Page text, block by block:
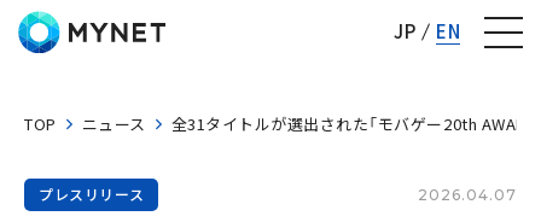
JP EN
TOP ニュース 全31タイトルが選出された「モバゲー20th
プレスリリース 2026.04.07